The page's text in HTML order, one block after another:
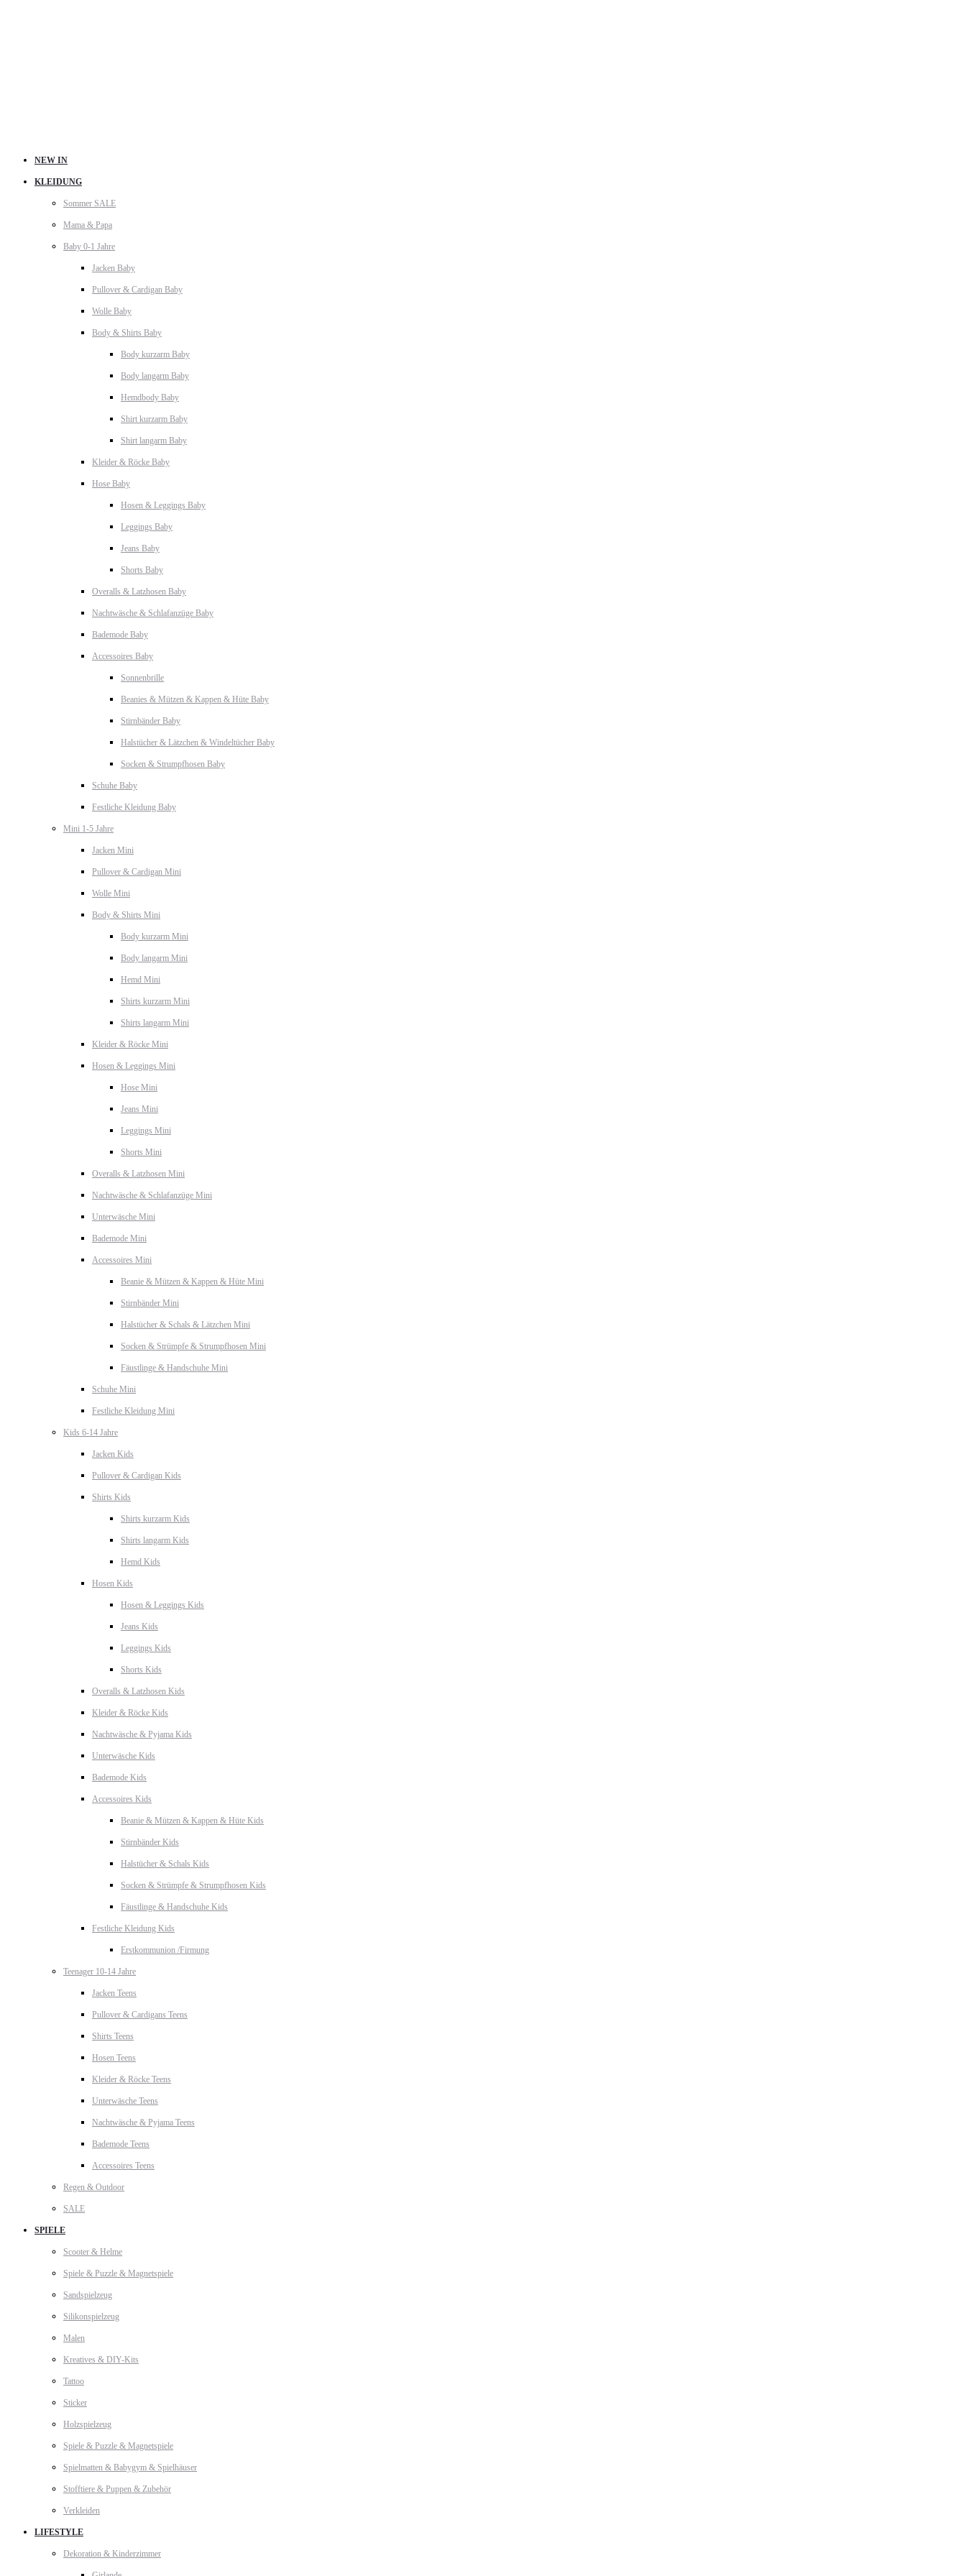
NEW IN
KLEIDUNG
Sommer SALE
Mama & Papa
Baby 0-1 Jahre
Jacken Baby
Pullover & Cardigan Baby
Wolle Baby
Body & Shirts Baby
Body kurzarm Baby
Body langarm Baby
Hemdbody Baby
Shirt kurzarm Baby
Shirt langarm Baby
Kleider & Röcke Baby
Hose Baby
Hosen & Leggings Baby
Leggings Baby
Jeans Baby
Shorts Baby
Overalls & Latzhosen Baby
Nachtwäsche & Schlafanzüge Baby
Bademode Baby
Accessoires Baby
Sonnenbrille
Beanies & Mützen & Kappen & Hüte Baby
Stirnbänder Baby
Halstücher & Lätzchen & Windeltücher Baby
Socken & Strumpfhosen Baby
Schuhe Baby
Festliche Kleidung Baby
Mini 1-5 Jahre
Jacken Mini
Pullover & Cardigan Mini
Wolle Mini
Body & Shirts Mini
Body kurzarm Mini
Body langarm Mini
Hemd Mini
Shirts kurzarm Mini
Shirts langarm Mini
Kleider & Röcke Mini
Hosen & Leggings Mini
Hose Mini
Jeans Mini
Leggings Mini
Shorts Mini
Overalls & Latzhosen Mini
Nachtwäsche & Schlafanzüge Mini
Unterwäsche Mini
Bademode Mini
Accessoires Mini
Beanie & Mützen & Kappen & Hüte Mini
Stirnbänder Mini
Halstücher & Schals & Lätzchen Mini
Socken & Strümpfe & Strumpfhosen Mini
Fäustlinge & Handschuhe Mini
Schuhe Mini
Festliche Kleidung Mini
Kids 6-14 Jahre
Jacken Kids
Pullover & Cardigan Kids
Shirts Kids
Shirts kurzarm Kids
Shirts langarm Kids
Hemd Kids
Hosen Kids
Hosen & Leggings Kids
Jeans Kids
Leggings Kids
Shorts Kids
Overalls & Latzhosen Kids
Kleider & Röcke Kids
Nachtwäsche & Pyjama Kids
Unterwäsche Kids
Bademode Kids
Accessoires Kids
Beanie & Mützen & Kappen & Hüte Kids
Stirnbänder Kids
Halstücher & Schals Kids
Socken & Strümpfe & Strumpfhosen Kids
Fäustlinge & Handschuhe Kids
Festliche Kleidung Kids
Erstkommunion /Firmung
Teenager 10-14 Jahre
Jacken Teens
Pullover & Cardigans Teens
Shirts Teens
Hosen Teens
Kleider & Röcke Teens
Unterwäsche Teens
Nachtwäsche & Pyjama Teens
Bademode Teens
Accessoires Teens
Regen & Outdoor
SALE
SPIELE
Scooter & Helme
Spiele & Puzzle & Magnetspiele
Sandspielzeug
Silikonspielzeug
Malen
Kreatives & DIY-Kits
Tattoo
Sticker
Holzspielzeug
Spiele & Puzzle & Magnetspiele
Spielmatten & Babygym & Spielhäuser
Stofftiere & Puppen & Zubehör
Verkleiden
LIFESTYLE
Dekoration & Kinderzimmer